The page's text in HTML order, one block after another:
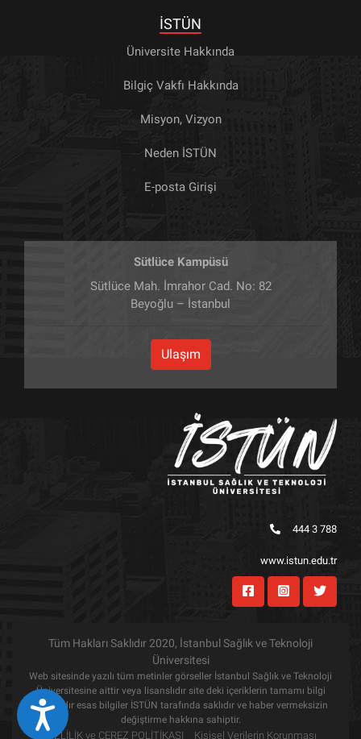
Eri&#351;ilebilirlik
İSTÜN
Üniversite Hakkında
Bilgiç Vakfı Hakkında
Misyon, Vizyon
Neden İSTÜN
E-posta Girişi
Sütlüce Kampüsü
Sütlüce Mah. İmrahor Cad. No: 82
Beyoğlu – İstanbul
Ulaşım
444 3 788
www.istun.edu.tr
Tüm Hakları Saklıdır 2020, İstanbul Sağlık ve Teknoloji
Üniversitesi
Web sitesinde yazılı tüm metinler görseller İstanbul Sağlık ve Teknoloji
Üniversitesine aittir veya lisanslıdır site deki içeriklerin tamamı bilgi
amaçlıdır esas bilgiler İSTÜN tarafında saklıdır ve haber vermeksizin
değiştirme hakkına sahiptir.
GİZLİLİK ve ÇEREZ POLİTİKASI Kişisel Verilerin Korunması